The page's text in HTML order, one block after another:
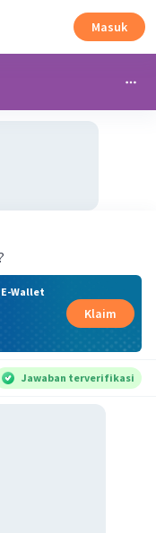
Masuk
Wallet
Klaim
Jawaban terverifikasi